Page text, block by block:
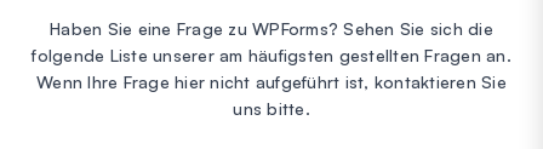
Haben Sie eine Frage zu WPForms? Sehen Sie sich die
folgende Liste unserer am häufigsten gestellten Fragen an.
Wenn Ihre Frage hier nicht aufgeführt ist, kontaktieren Sie
uns bitte.